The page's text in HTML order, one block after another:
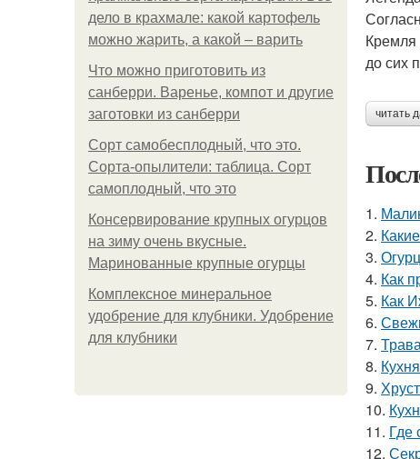
дело в крахмале: какой картофель
можно жарить, а какой – варить
Что можно приготовить из
санберри. Варенье, компот и другие
заготовки из санберри
Сорт самобесплодный, что это.
Сорта-опылители: таблица. Сорт
самоплодный, что это
Консервирование крупных огурцов
на зиму очень вкусные.
Маринованные крупные огурцы
Комплексное минеральное
удобрение для клубники. Удобрение
для клубники
Кремля
до сих
читать
1.
2.
3.
4. Как
5. Как
6.
7.
8.
9.
10.
11. Где
12.